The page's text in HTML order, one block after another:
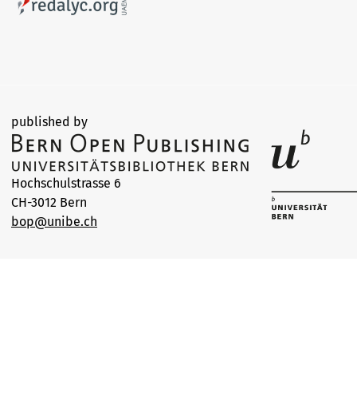
published by
Hochschulstrasse 6
CH-3012 Bern
bop@unibe.ch